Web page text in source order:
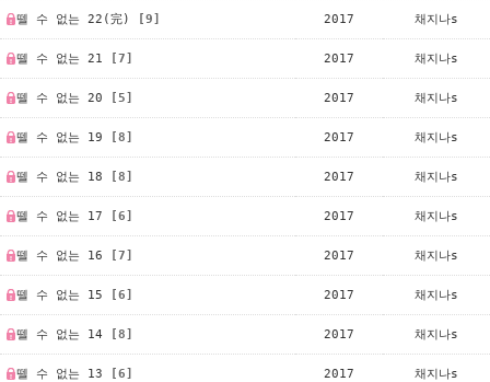
뗄 수 없는 22(完) [9] 2017 채지나s
뗄 수 없는 21 [7] 2017 채지나s
뗄 수 없는 20 [5] 2017 채지나s
뗄 수 없는 19 [8] 2017 채지나s
뗄 수 없는 18 [8] 2017 채지나s
뗄 수 없는 17 [6] 2017 채지나s
뗄 수 없는 16 [7] 2017 채지나s
뗄 수 없는 15 [6] 2017 채지나s
뗄 수 없는 14 [8] 2017 채지나s
뗄 수 없는 13 [6] 2017 채지나s